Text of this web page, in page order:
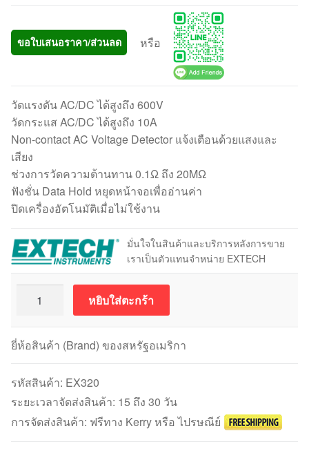
ขอใบเสนอราคา/ส่วนลด หรือ
วัดแรงดัน AC/DC ได้สูงถึง 600V
วัดกระแส AC/DC ได้สูงถึง 10A
Non-contact AC Voltage Detector แจ้งเตือนด้วยแสงและ
เสียง
ช่วงการวัดความต้านทาน 0.1Ω ถึง 20MΩ
ฟังชั่น Data Hold หยุดหน้าจอเพื่ออ่านค่า
ปิดเครื่องอัตโนมัติเมื่อไม่ใช้งาน
มั่นใจในสินค้าและบริการหลังการขาย
เราเป็นตัวแทนจำหน่าย EXTECH
Extech
EX320
มัลติ
มิเตอร์
8
ฟังชั่น+NCV
Detector
ชิ้น
หยิบใส่ตะกร้า
ยี่ห้อสินค้า (Brand) ของสหรัฐอเมริกา
รหัสสินค้า: EX320
ระยะเวลาจัดส่งสินค้า: 15 ถึง 30 วัน
การจัดส่งสินค้า: ฟรีทาง Kerry หรือ ไปรษณีย์